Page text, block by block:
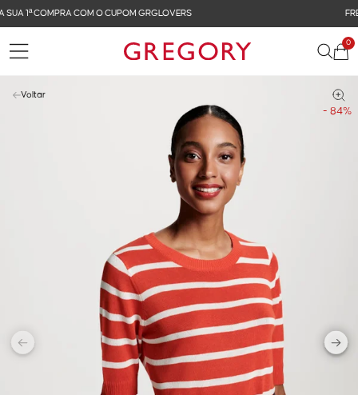
FRETE GRÁTIS NAS COMPRAS ACIMA DE R$ 899
0
- 84%
Voltar